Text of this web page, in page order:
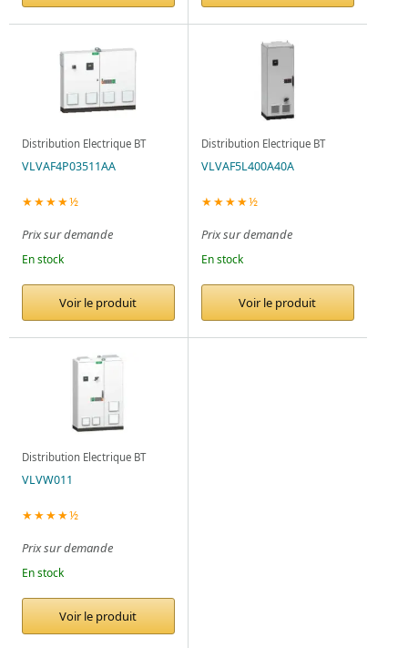
Distribution Electrique BT
VLVAF4P03511AA
★★★★½
Prix sur demande
En stock
Voir le produit
Distribution Electrique BT
VLVAF5L400A40A
★★★★½
Prix sur demande
En stock
Voir le produit
Distribution Electrique BT
VLVW011
★★★★½
Prix sur demande
En stock
Voir le produit